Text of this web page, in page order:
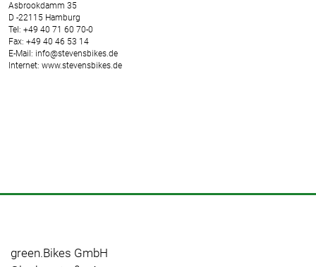
Asbrookdamm 35
D -22115 Hamburg
Tel: +49 40 71 60 70-0
Fax: +49 40 46 53 14
E-Mail: info@stevensbikes.de
Internet: www.stevensbikes.de
green.Bikes GmbH